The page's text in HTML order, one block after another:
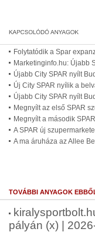
Folytatódik a Spar
Marketinginfo.hu: Újabb
Újabb City SPAR nyílt
Új City SPAR nyílik a
Újabb City SPAR nyílt
Megnyílt az első SPAR
Megnyílt a második
A SPAR új
A ma áruháza az Allee
TOVÁBBI ANYAGOK
pályán (x) |